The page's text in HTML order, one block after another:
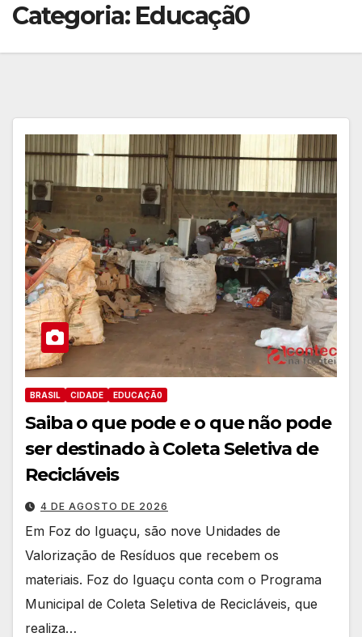
Categoria: Educaçã0
BRASIL CIDADE EDUCAÇÃ0
Saiba o que pode e o que não pode
ser destinado à Coleta Seletiva de
Recicláveis
4 DE AGOSTO DE 2026
Em Foz do Iguaçu, são nove Unidades de
Valorização de Resíduos que recebem os
materiais. Foz do Iguaçu conta com o Programa
Municipal de Coleta Seletiva de Recicláveis, que
realiza…